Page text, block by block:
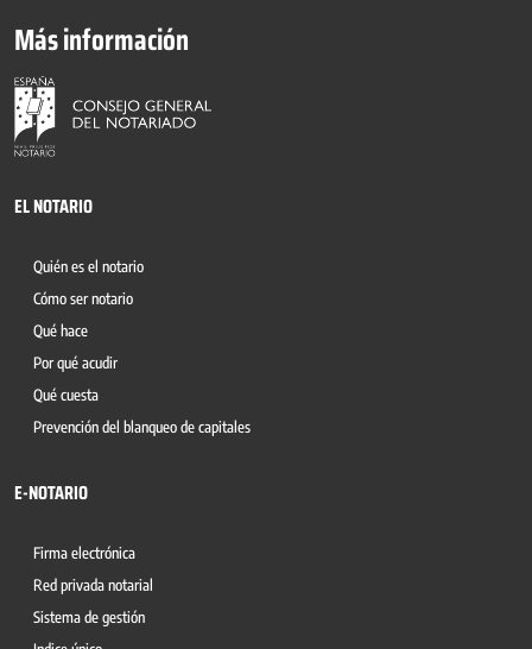
Más información
EL NOTARIO
Quién es el notario
Cómo ser notario
Qué hace
Por qué acudir
Qué cuesta
Prevención del blanqueo de capitales
E-NOTARIO
Firma electrónica
Red privada notarial
Sistema de gestión